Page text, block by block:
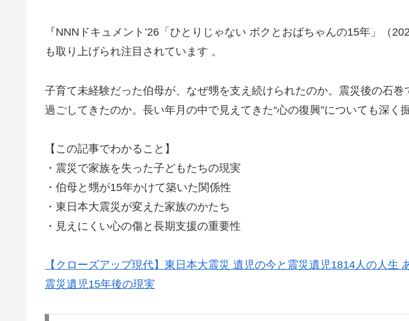
『NNNドキュメント’26「ひとりじゃない ボクとおばちゃんの15年」（
も取り上げられ注目されています 。
子育て未経験だった伯母が、なぜ甥を支え続けられたのか。震災後の石巻
過ごしてきたのか。長い年月の中で見えてきた“心の復興”についても深く
【この記事でわかること】
・震災で家族を失った子どもたちの現実
・伯母と甥が15年かけて築いた関係性
・東日本大震災が変えた家族のかたち
・見えにくい心の傷と長期支援の重要性
【クローズアップ現代】東日本大震災 遺児の今と震災遺児1814人の人生
震災遺児15年後の現実